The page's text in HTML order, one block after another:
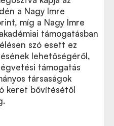
a Nagy Imre
míg a Nagy Imre
támogatásban
szó esett ez
lehetőségéről,
támogatás
társaságok
keret bővítésétől